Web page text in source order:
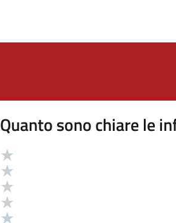
Quanto sono chiare le
Valutazione